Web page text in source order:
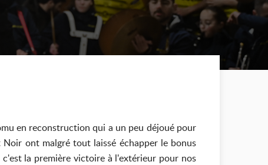
en reconstruction qui a un peu déjoué pour
ont malgré tout laissé échapper le bonus
la première victoire à l'extérieur pour nos